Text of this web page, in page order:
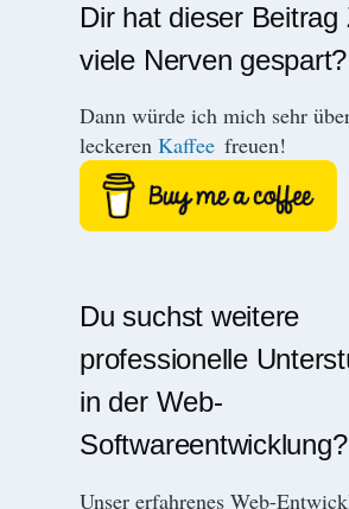
Dir hat dieser Beitrag
viele Nerven gespart?
Dann würde ich mich sehr
leckerenKaffee freuen!
Du suchst weitere
professionelle
in der Web-
Softwareentwicklung?
Unser erfahrenes Web-